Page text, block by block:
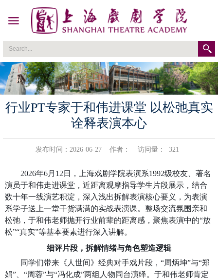
行业PT专家于和伟进课堂 以松弛真实
诠释表演本心
发布时间：2026-06-27 作者： 访问量： 321
2026年6月 12 日，上海戏剧学院表演系1992级校友、著名
演员于和伟走进课堂，近距离观摩指导学生片段展示，结合
数十年一线演艺积淀，深入浅出拆解表演核心要义，为表演
系学子送上一堂干货满满的实战表演课。整场交流氛围亲和
松弛，于和伟老师抛开行业前辈的距离感，聚焦表演中的“放
松”“真实”等基本要素进行深入讲解。
细评片段，拆解情绪与角色塑造逻辑
同学们带来《人世间》经典对手戏片段，“周炳坤”与“郑
娟”、“周蓉”与“冯化成”两组人物同台演绎。于和伟老师肯定